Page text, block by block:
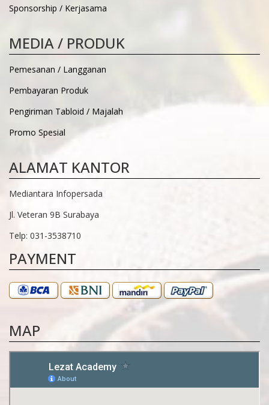
Sponsorship / Kerjasama
MEDIA / PRODUK
Pemesanan / Langganan
Pembayaran Produk
Pengiriman Tabloid / Majalah
Promo Spesial
ALAMAT KANTOR
Mediantara Infopersada
Jl. Veteran 9B Surabaya
Telp: 031-3538710
PAYMENT
MAP